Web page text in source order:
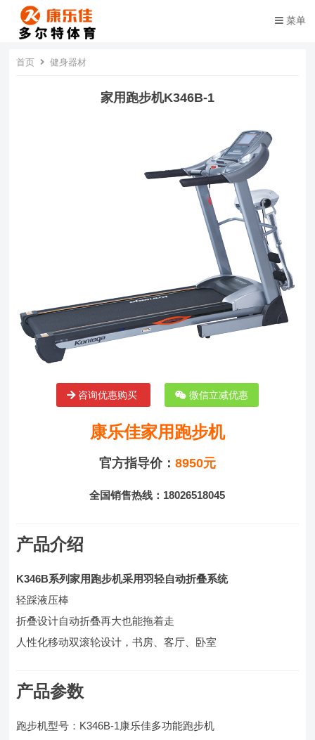
菜单
首页 健身器材
家用跑步机K346B-1
咨询优惠购买 微信立减优惠
康乐佳家用跑步机
官方指导价： 8950元
全国销售热线：18026518045
产品介绍
K346B系列家用跑步机采用羽轻自动折叠系统
轻踩液压棒
折叠设计自动折叠再大也能拖着走
人性化移动双滚轮设计，书房、客厅、卧室
产品参数
跑步机型号：K346B-1康乐佳多功能跑步机